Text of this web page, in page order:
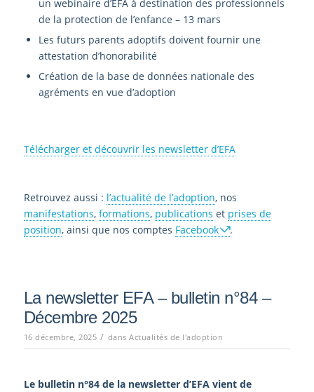
un webinaire d’EFA à destination des professionnels
de la protection de l’enfance – 13 mars
Les futurs parents adoptifs doivent fournir une
attestation d’honorabilité
Création de la base de données nationale des
agréments en vue d’adoption
Télécharger et découvrir les newsletter d’EFA
Retrouvez aussi : l’actualité de l’adoption, nos
manifestations, formations, publications et prises de
position, ainsi que nos comptes Facebook .
La newsletter EFA – bulletin n°84 –
Décembre 2025
16 décembre, 2025 / dansActualités de l'adoption
Le bulletin n°84 de la newsletter d’EFA vient de